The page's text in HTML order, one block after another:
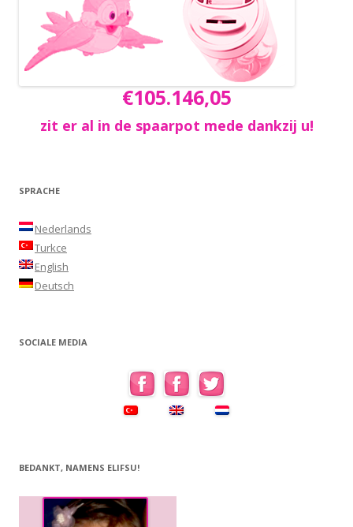
€105.146,05
zit er al in de spaarpot mede dankzij u!
SPRACHE
Nederlands
Turkce
English
Deutsch
SOCIALE MEDIA
BEDANKT, NAMENS ELIFSU!